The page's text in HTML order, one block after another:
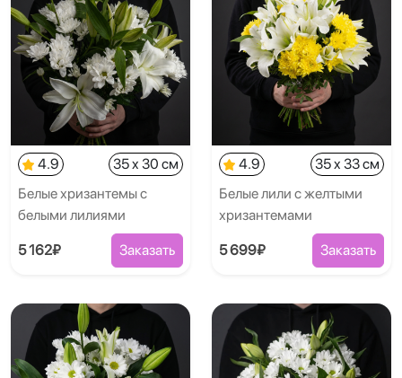
4.9
35 x 30 см
Белые хризантемы с
белыми лилиями
5 162₽ Заказать
4.9
35 x 33 см
Белые лили с желтыми
хризантемами
5 699₽ Заказать